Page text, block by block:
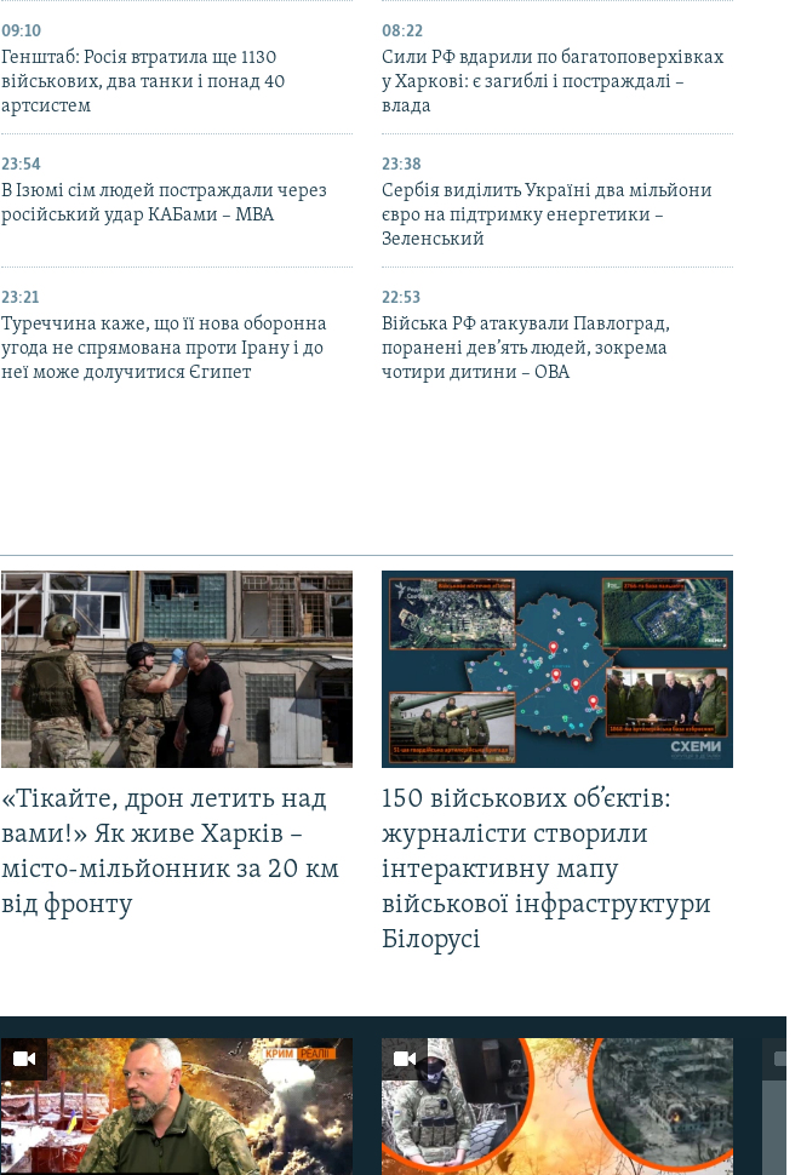
09:10
Генштаб: Росія втратила ще 1130
військових, два танки і понад 40
артсистем
08:22
Сили РФ вдарили по багатоповерхівках
у Харкові: є загиблі і постраждалі –
влада
23:54
В Ізюмі сім людей постраждали через
російський удар КАБами – МВА
23:38
Сербія виділить Україні два мільйони
євро на підтримку енергетики –
Зеленський
23:21
Туреччина каже, що її нова оборонна
угода не спрямована проти Ірану і до
неї може долучитися Єгипет
22:53
Війська РФ атакували Павлоград,
поранені дев’ять людей, зокрема
чотири дитини – ОВА
«Тікайте, дрон летить над
вами!» Як живе Харків –
місто-мільйонник за 20 км
від фронту
150 військових об’єктів:
журналісти створили
інтерактивну мапу
військової інфраструктури
Білорусі